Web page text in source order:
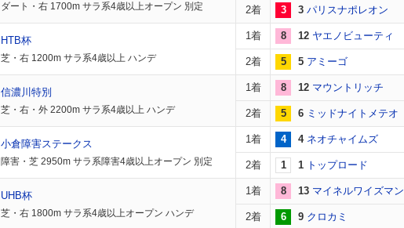
ダート・右 1700m サラ系4歳以上オープン 別定 2着 3 3 パリスナポレオン
HTB杯
芝・右 1200m サラ系4歳以上 ハンデ
1着 8 12 ヤエノビューティ
2着 5 5 アミーゴ
信濃川特別
芝・右・外 2200m サラ系4歳以上 ハンデ
1着 8 12 マウントリッチ
2着 5 6 ミッドナイトメテオ
小倉障害ステークス
障害・芝 2950m サラ系障害4歳以上オープン 別定
1着 4 4 ネオチャイムズ
2着 1 1 トップロード
UHB杯
芝・右 1800m サラ系4歳以上オープン ハンデ
1着 8 13 マイネルワイズマン
2着 6 9 クロカミ